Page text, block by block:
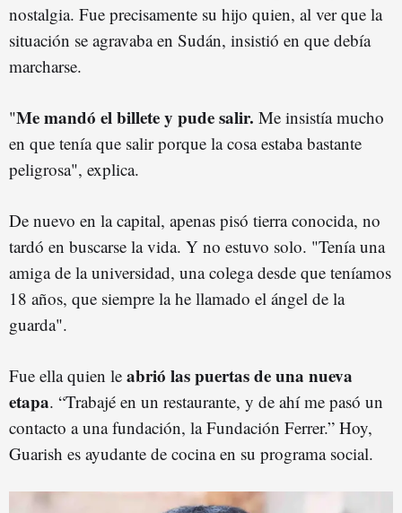
nostalgia. Fue precisamente su hijo quien, al ver que la
situación se agravaba en Sudán, insistió en que debía
marcharse.
"Me mandó el billete y pude salir. Me insistía mucho
en que tenía que salir porque la cosa estaba bastante
peligrosa", explica.
De nuevo en la capital, apenas pisó tierra conocida, no
tardó en buscarse la vida. Y no estuvo solo. "Tenía una
amiga de la universidad, una colega desde que teníamos
18 años, que siempre la he llamado el ángel de la
guarda".
Fue ella quien le abrió las puertas de una nueva
etapa. “Trabajé en un restaurante, y de ahí me pasó un
contacto a una fundación, la Fundación Ferrer.” Hoy,
Guarish es ayudante de cocina en su programa social.